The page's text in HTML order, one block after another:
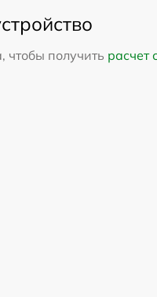
чтобы получить расчет